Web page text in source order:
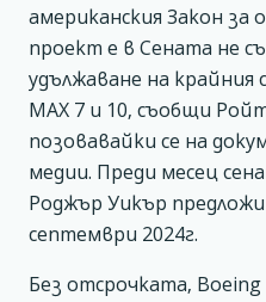
американския Закон
проект е в Сената не
удължаване на крайния
МАХ 7 и 10, съобщи
позовавайки се на
медии. Преди месец
Роджър Уикър
септември 2024г.
Без отсрочката,